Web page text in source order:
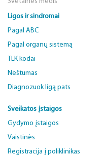
Ligos ir sindromai
Pagal ABC
Pagal organų sistemą
TLK kodai
Nėštumas
Diagnozuok ligą pats
Sveikatos įstaigos
Gydymo įstaigos
Vaistinės
Registracija į poliklinikas